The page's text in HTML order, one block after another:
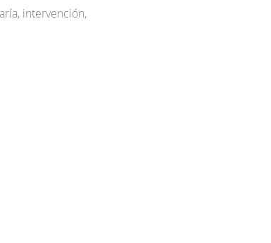
intervención,